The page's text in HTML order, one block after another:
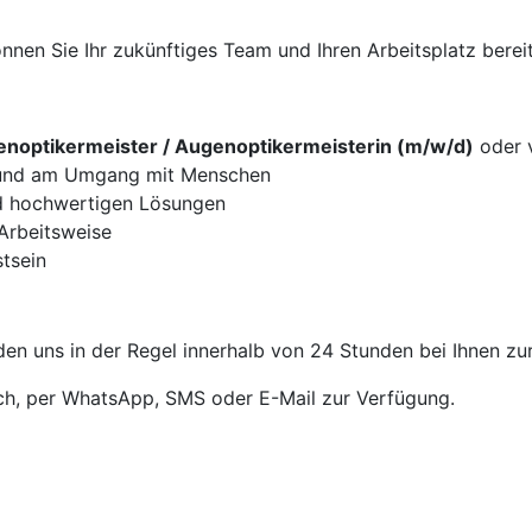
Sie Ihr zukünftiges Team und Ihren Arbeitsplatz
/ Augenoptikermeisterin (m/w/d) oder
am Umgang mit Menschen
hochwertigen Lösungen
uns in der Regel innerhalb von 24 Stunden bei Ihnen
per WhatsApp, SMS oder E-Mail zur Verfügung.